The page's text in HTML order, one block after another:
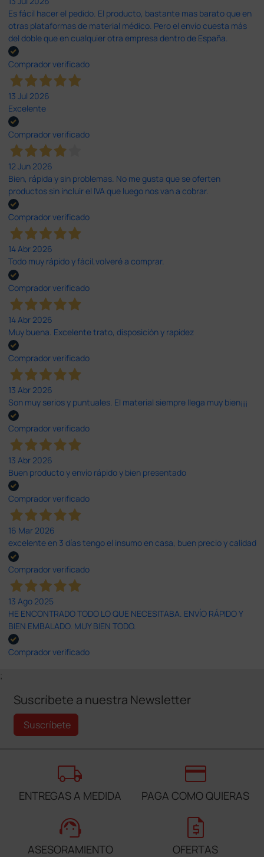
Es fácil hacer el pedido. El producto, bastante mas barato que en
otras plataformas de material médico. Pero el envío cuesta más
del doble que en cualquier otra empresa dentro de España.
Comprador verificado
13 Jul 2026
Excelente
Comprador verificado
12 Jun 2026
Bien, rápida y sin problemas. No me gusta que se oferten
productos sin incluir el IVA que luego nos van a cobrar.
Comprador verificado
14 Abr 2026
Todo muy rápido y fácil,volveré a comprar.
Comprador verificado
14 Abr 2026
Muy buena. Excelente trato, disposición y rapidez
Comprador verificado
13 Abr 2026
Son muy serios y puntuales. El material siempre llega muy bien¡¡¡
Comprador verificado
13 Abr 2026
Buen producto y envío rápido y bien presentado
Comprador verificado
16 Mar 2026
excelente en 3 días tengo el insumo en casa, buen precio y calidad
Comprador verificado
13 Ago 2025
HE ENCONTRADO TODO LO QUE NECESITABA. ENVÍO RÁPIDO Y
BIEN EMBALADO. MUY BIEN TODO.
Comprador verificado
;
Suscríbete a nuestra Newsletter
Suscríbete
local_shipping
ENTREGAS A MEDIDA
credit_card
PAGA COMO QUIERAS
support_agent
ASESORAMIENTO
request_quote
OFERTAS